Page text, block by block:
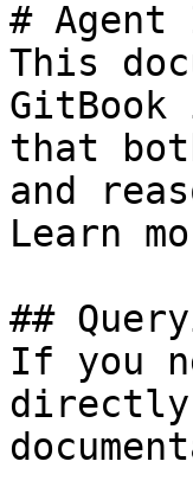
#
This
that
and
Learn
##
If you
directly